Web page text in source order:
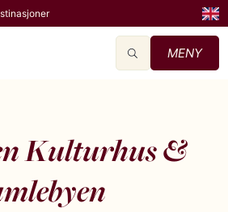
MENY
Kulturhus &